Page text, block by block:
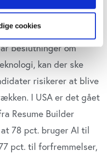
at trykke på "Privacy
gerne:
om din placering,
for få meter
på en scanning af
vores indhold og
til sociale medier og til
også oplysninger om
vores partnere inden for
cookies
beslutninger om
kan der ske
risikerer at blive
I USA er det gået
Resume Builder
78 pct. bruger AI til
pct. til forfremmelser,